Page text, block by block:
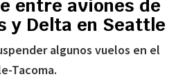
entre aviones de
y Delta en Seattle
algunos vuelos en el
Tacoma.